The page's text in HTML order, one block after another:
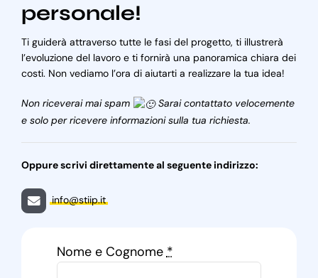
personale!
Ti guiderà attraverso tutte le fasi del progetto, ti illustrerà
l’evoluzione del lavoro e ti fornirà una panoramica chiara dei
costi. Non vediamo l’ora di aiutarti a realizzare la tua idea!
Non riceverai mai spam
Sarai contattato velocemente
e solo per ricevere informazioni sulla tua richiesta.
Oppure scrivi direttamente al seguente indirizzo:
info@stiip.it
Nome e Cognome*